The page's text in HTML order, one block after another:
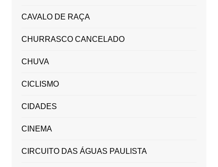
CAVALO DE RAÇA
CHURRASCO CANCELADO
CHUVA
CICLISMO
CIDADES
CINEMA
CIRCUITO DAS ÁGUAS PAULISTA